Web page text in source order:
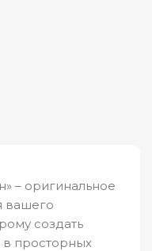
– оригинальное
вашего
создать
просторных